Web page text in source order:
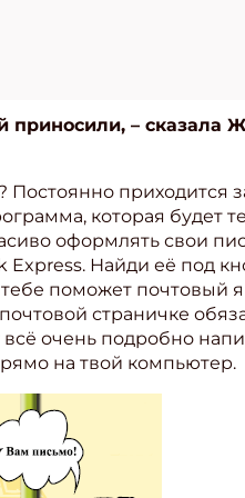
– сказала
приходится
которая будет
оформлять свои
Найди её под
поможет почтовый
страничке
очень подробно
на твой компьютер.